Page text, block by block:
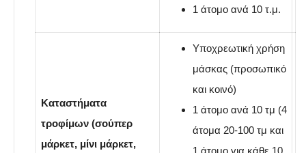
1 άτομο ανά 10 τ.μ.
Καταστήματα
τροφίμων (σούπερ
μάρκετ, μίνι μάρκετ,
Υποχρεωτική χρήση
μάσκας (προσωπικό
και κοινό)
1 άτομο ανά 10 τμ (4
άτομα 20-100 τμ και
1 άτομο για κάθε 10